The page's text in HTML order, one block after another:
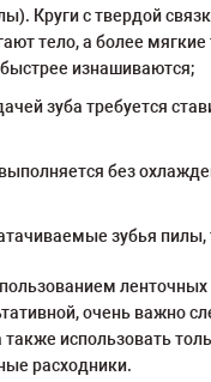
Круги с твердой
тело, а более мягкие
быстрее изнашиваются;
зуба требуется
без
зубья пилы,
очень важно
использовать
расходники.